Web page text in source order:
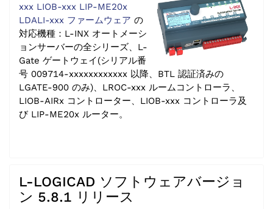
xxx LIOB-xxx LIP-ME20x
LDALI-xxx ファームウェア の
対応機種：L-INX オートメーシ
ョンサーバーの全シリーズ、L-
Gate ゲートウェイ(シリアル番
号 009714-xxxxxxxxxxxx 以降、BTL 認証済みの
LGATE-900 のみ)、LROC-xxx ルームコントローラ、
LIOB-AIRx コントローター、LIOB-xxx コントローラ及
び LIP-ME20x ルーター。
L-LOGICAD ソフトウェアバージョ
ン 5.8.1 リリース